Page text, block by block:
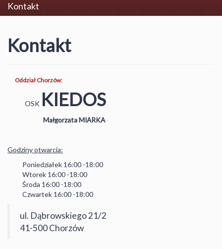
Kontakt
Kontakt
Oddział Chorzów:
OSK KIEDOS
Małgorzata MIARKA
Godziny otwarcia:
Poniedziałek 16:00 -18:00
Wtorek 16:00 -18:00
Środa 16:00 -18:00
Czwartek 16:00 -18:00
ul. Dąbrowskiego 21/2
41-500 Chorzów